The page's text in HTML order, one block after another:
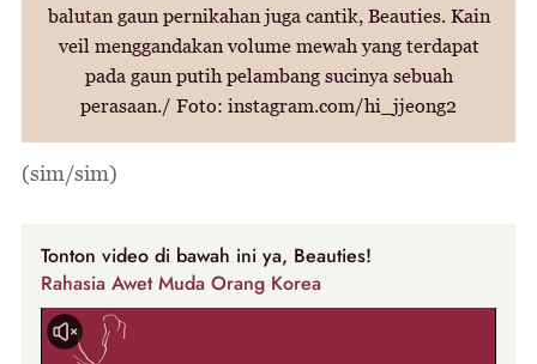
balutan gaun pernikahan juga cantik, Beauties. Kain
veil menggandakan volume mewah yang terdapat
pada gaun putih pelambang sucinya sebuah
perasaan./ Foto: instagram.com/hi_jjeong2
(sim/sim)
Tonton video di bawah ini ya, Beauties!
Rahasia Awet Muda Orang Korea